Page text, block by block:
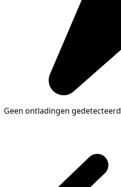
Geen ontladingen gedetecteerd